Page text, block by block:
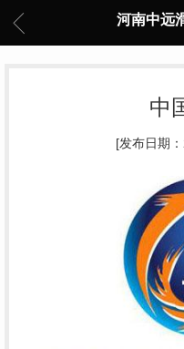
河南中远
中
[发布日期